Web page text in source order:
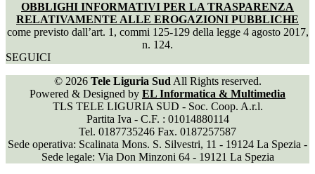
OBBLIGHI INFORMATIVI PER LA TRASPARENZA
RELATIVAMENTE ALLE EROGAZIONI PUBBLICHE
come previsto dall’art. 1, commi 125-129 della legge 4 agosto 2017,
n. 124.
SEGUICI
© 2026 Tele Liguria Sud All Rights reserved.
Powered & Designed by EL Informatica & Multimedia
TLS TELE LIGURIA SUD - Soc. Coop. A.r.l.
Partita Iva - C.F. : 01014880114
Tel. 0187735246 Fax. 0187257587
Sede operativa: Scalinata Mons. S. Silvestri, 11 - 19124 La Spezia -
Sede legale: Via Don Minzoni 64 - 19121 La Spezia